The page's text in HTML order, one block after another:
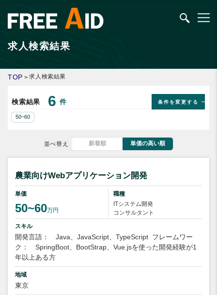
求人検索結果
TOP > 求人検索結果
検索結果 6 件
50~60
条件を変更する
並べ替え 新着順 単価の高い順
農業向けWebアプリケーション開発
単価
50~60万円
職種
ITシステム開発
コンサルタント
スキル
開発言語： Java、JavaScript、TypeScript フレームワー
ク： SpringBoot、BootStrap、Vue.jsを使った開発経験が1
年以上ある方
地域
東京